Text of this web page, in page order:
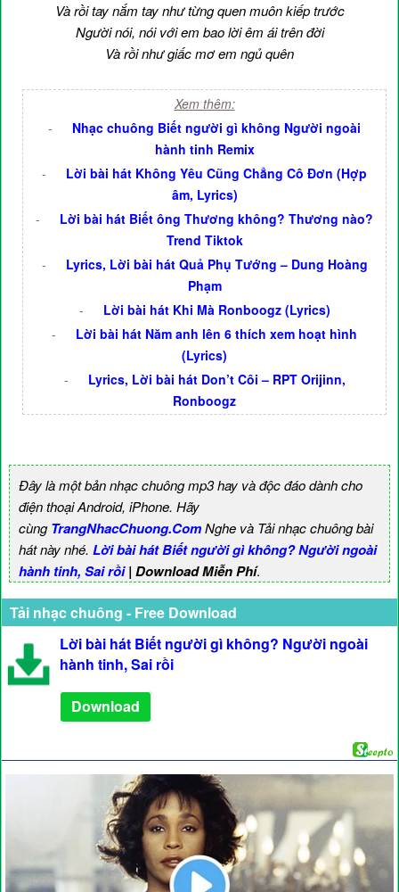
Và rồi tay nắm tay như từng quen muôn kiếp trước
Người nói, nói với em bao lời êm ái trên đời
Và rồi như giấc mơ em ngủ quên
Xem thêm:
-
Nhạc chuông Biết người gì không Người ngoài
hành tinh Remix
-
Lời bài hát Không Yêu Cũng Chẳng Cô Đơn (Hợp
âm, Lyrics)
-
Lời bài hát Biết ông Thương không? Thương nào?
Trend Tiktok
-
Lyrics, Lời bài hát Quả Phụ Tướng – Dung Hoàng
Phạm
-
Lời bài hát Khi Mà Ronboogz (Lyrics)
-
Lời bài hát Năm anh lên 6 thích xem hoạt hình
(Lyrics)
-
Lyrics, Lời bài hát Don’t Côi – RPT Orijinn,
Ronboogz
Đây là một bản nhạc chuông mp3 hay và độc đáo dành cho
điện thoại Android, iPhone. Hãy
cùngTrangNhacChuong.ComNghe và Tải nhạc chuông bài
hát này nhé. Lời bài hát Biết người gì không? Người ngoài
hành tinh, Sai rồi| Download Miễn Phí.
Tải nhạc chuông - Free Download
Lời bài hát Biết người gì không? Người ngoài
hành tinh, Sai rồi
Download